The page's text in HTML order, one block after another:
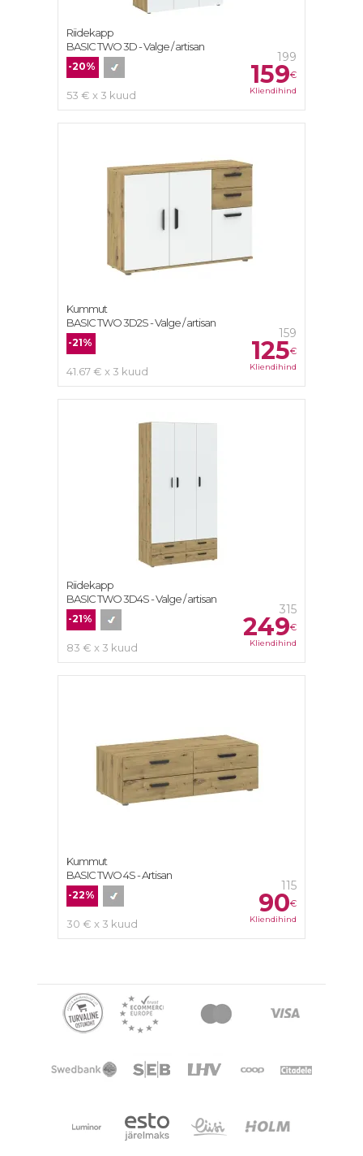
199
159€
Kliendihind
-20%
53 € x 3 kuud
Riidekapp
BASIC TWO 3D - Valge / artisan
159
125€
Kliendihind
-21%
41.67 € x 3 kuud
Kummut
BASIC TWO 3D2S - Valge / artisan
315
249€
Kliendihind
-21%
83 € x 3 kuud
Riidekapp
BASIC TWO 3D4S - Valge / artisan
115
90€
Kliendihind
-22%
30 € x 3 kuud
Kummut
BASIC TWO 4S - Artisan